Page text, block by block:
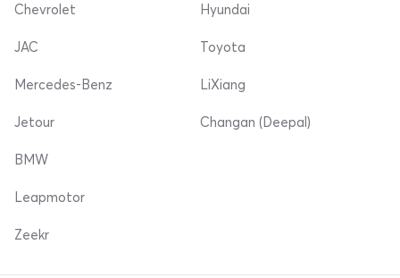
Chevrolet Hyundai
JAC
Mercedes-Benz
Jetour
Toyota
LiXiang
Changan (Deepal)
BMW
Leapmotor
Zeekr